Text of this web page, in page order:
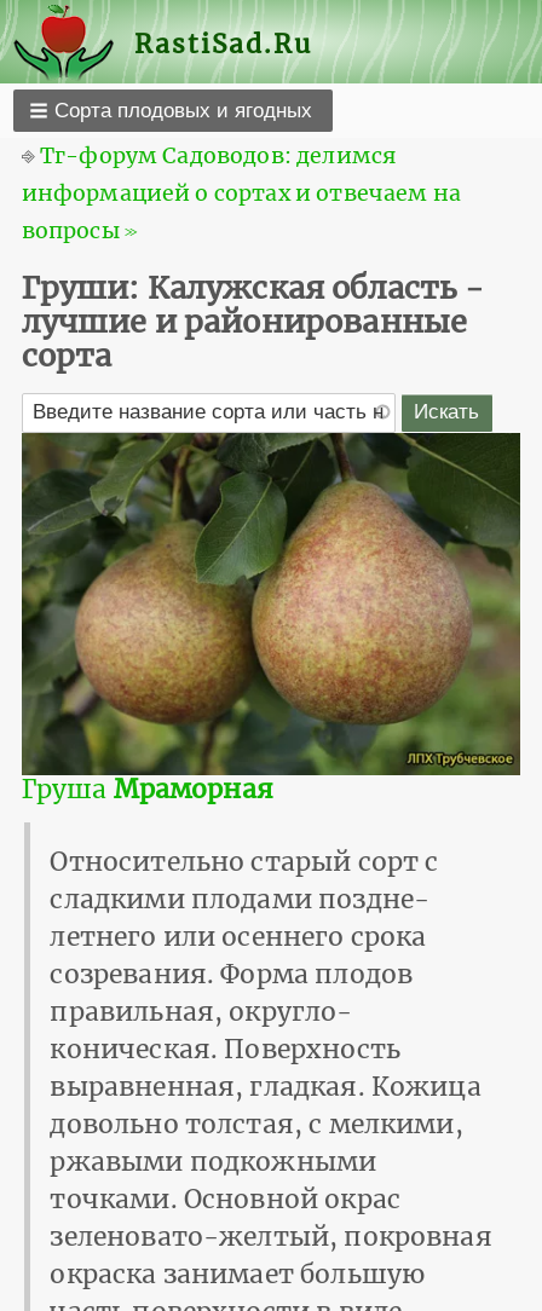
RastiSad.Ru
Сорта плодовых и ягодных
⎆Тг-форум Садоводов: делимся
информацией о сортах и отвечаем на
вопросы ≫
Груши: Калужская область -
лучшие и районированные
сорта
Груша Мраморная
Относительно старый сорт с
сладкими плодами поздне-
летнего или осеннего срока
созревания. Форма плодов
правильная, округло-
коническая. Поверхность
выравненная, гладкая. Кожица
довольно толстая, с мелкими,
ржавыми подкожными
точками. Основной окрас
зеленовато-желтый, покровная
окраска занимает большую